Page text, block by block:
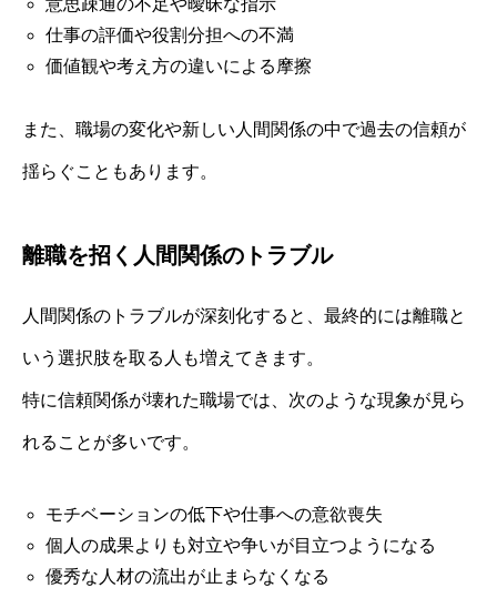
仕事の評価や役割分担への不満
価値観や考え方の違いによる摩擦
また、職場の変化や新しい人間関係の中で過去の信頼が
揺らぐこともあります。
離職を招く人間関係のトラブル
人間関係のトラブルが深刻化すると、最終的には離職と
いう選択肢を取る人も増えてきます。
特に信頼関係が壊れた職場では、次のような現象が見ら
れることが多いです。
モチベーションの低下や仕事への意欲喪失
個人の成果よりも対立や争いが目立つようになる
優秀な人材の流出が止まらなくなる